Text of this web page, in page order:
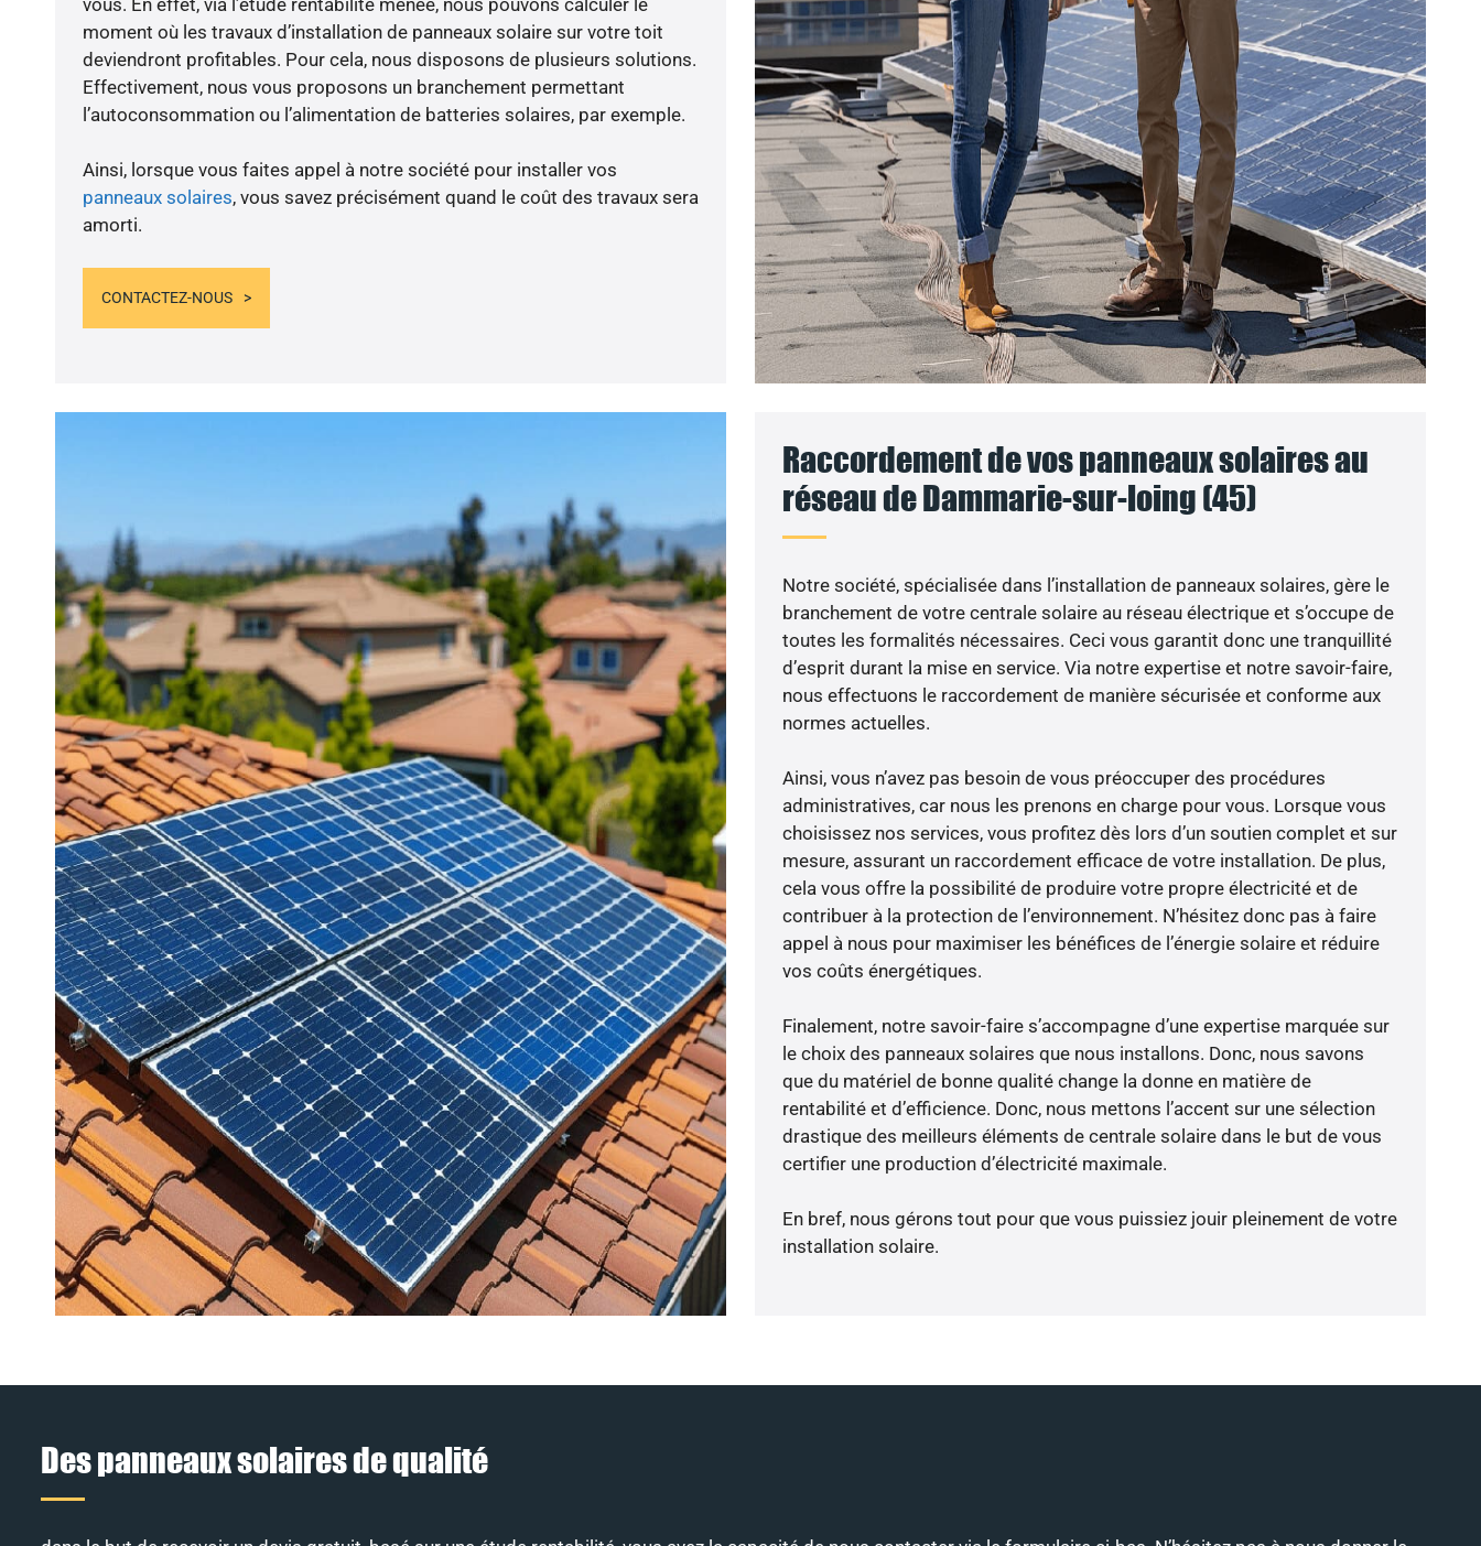
vous. En effet, via l’étude rentabilité menée, nous pouvons calculer le
moment où les travaux d’installation de panneaux solaire sur votre toit
deviendront profitables. Pour cela, nous disposons de plusieurs solutions.
Effectivement, nous vous proposons un branchement permettant
l’autoconsommation ou l’alimentation de batteries solaires, par exemple.
Ainsi, lorsque vous faites appel à notre société pour installer vos
panneaux solaires, vous savez précisément quand le coût des travaux sera
amorti.
CONTACTEZ-NOUS
Raccordement de vos panneaux solaires au
réseau de Dammarie-sur-loing (45)
Notre société, spécialisée dans l’installation de panneaux solaires, gère le
branchement de votre centrale solaire au réseau électrique et s’occupe de
toutes les formalités nécessaires. Ceci vous garantit donc une tranquillité
d’esprit durant la mise en service. Via notre expertise et notre savoir-faire,
nous effectuons le raccordement de manière sécurisée et conforme aux
normes actuelles.
Ainsi, vous n’avez pas besoin de vous préoccuper des procédures
administratives, car nous les prenons en charge pour vous. Lorsque vous
choisissez nos services, vous profitez dès lors d’un soutien complet et sur
mesure, assurant un raccordement efficace de votre installation. De plus,
cela vous offre la possibilité de produire votre propre électricité et de
contribuer à la protection de l’environnement. N’hésitez donc pas à faire
appel à nous pour maximiser les bénéfices de l’énergie solaire et réduire
vos coûts énergétiques.
Finalement, notre savoir-faire s’accompagne d’une expertise marquée sur
le choix des panneaux solaires que nous installons. Donc, nous savons
que du matériel de bonne qualité change la donne en matière de
rentabilité et d’efficience. Donc, nous mettons l’accent sur une sélection
drastique des meilleurs éléments de centrale solaire dans le but de vous
certifier une production d’électricité maximale.
En bref, nous gérons tout pour que vous puissiez jouir pleinement de votre
installation solaire.
Des panneaux solaires de qualité